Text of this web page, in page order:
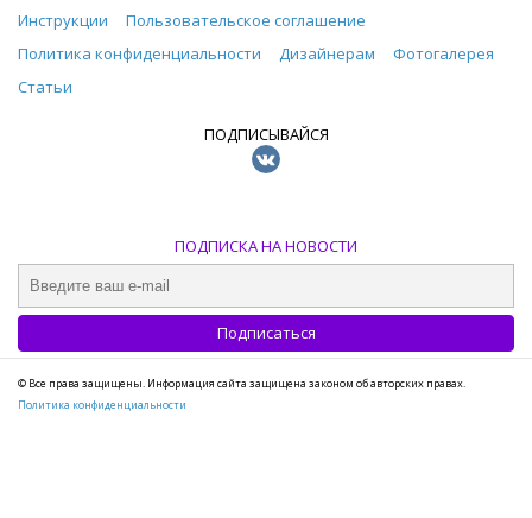
Инструкции
Пользовательское соглашение
Политика конфиденциальности
Дизайнерам
Фотогалерея
Статьи
ПОДПИСЫВАЙСЯ
ПОДПИСКА НА НОВОСТИ
© Все права защищены. Информация сайта защищена законом об авторских правах.
Политика конфиденциальности